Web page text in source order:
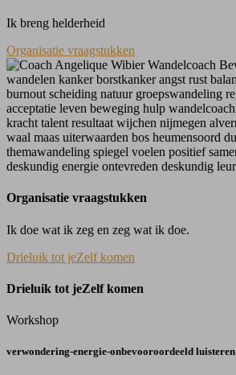
Ik breng helderheid
Organisatie vraagstukken
Organisatie vraagstukken
Ik doe wat ik zeg en zeg wat ik doe.
Drieluik tot jeZelf komen
Drieluik tot jeZelf komen
Workshop
verwondering-energie-onbevooroordeeld luisteren